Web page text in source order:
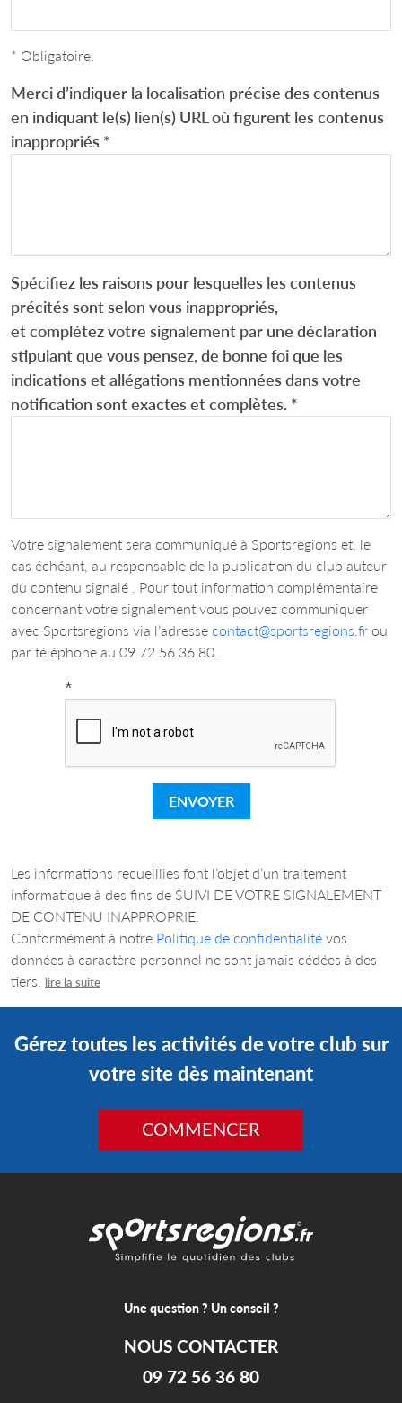
* Obligatoire.
Merci d’indiquer la localisation précise des contenus
en indiquant le(s) lien(s) URL où figurent les contenus
inappropriés *
Spécifiez les raisons pour lesquelles les contenus
précités sont selon vous inappropriés,
et complétez votre signalement par une déclaration
stipulant que vous pensez, de bonne foi que les
indications et allégations mentionnées dans votre
notification sont exactes et complètes. *
Votre signalement sera communiqué à Sportsregions et, le
cas échéant, au responsable de la publication du club auteur
du contenu signalé . Pour tout information complémentaire
concernant votre signalement vous pouvez communiquer
avec Sportsregions via l’adresse contact@sportsregions.fr ou
par téléphone au 09 72 56 36 80.
*
ENVOYER
Les informations recueillies font l’objet d’un traitement
informatique à des fins de SUIVI DE VOTRE SIGNALEMENT
DE CONTENU INAPPROPRIE.
Conformément à notre Politique de confidentialité vos
données à caractère personnel ne sont jamais cédées à des
tiers.
lire la suite
Gérez toutes les activités de votre club sur
votre site dès maintenant
COMMENCER
Une question ? Un conseil ?
NOUS CONTACTER
09 72 56 36 80